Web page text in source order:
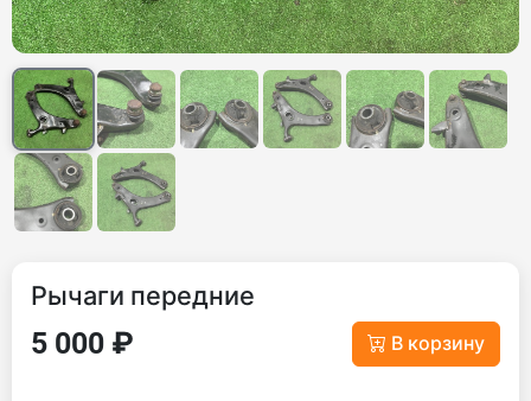
Рычаги передние
5 000 ₽ В корзину